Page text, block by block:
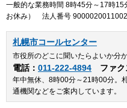
一般的な業務時間 8時45分～17時
お休み） 法人番号 9000020011002
札幌市コールセンター
市役所のどこに聞いたらよいか分
電話： 011-222-4894 ファ
年中無休、8時00分～21時00分。
通機関などをご案内しています。